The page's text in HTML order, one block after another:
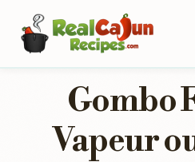
Gombo
Vapeur